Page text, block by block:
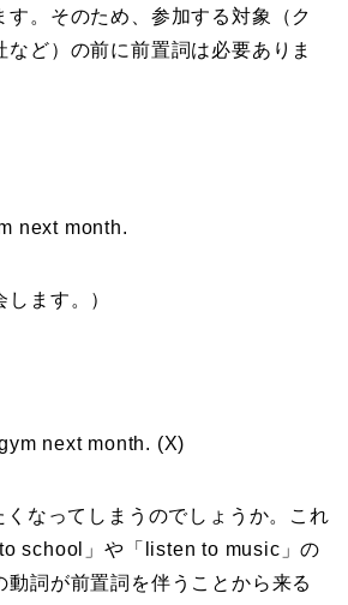
す。そのため、参加する対象（ク
など）の前に前置詞は必要ありま
next month.
します。）
next month. (X)
なってしまうのでしょうか。これ
school」や「listen to music」の
動詞が前置詞を伴うことから来る